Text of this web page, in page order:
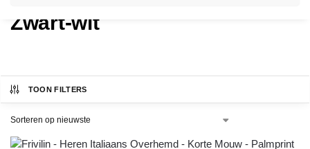
Zwart-wit
TOON FILTERS